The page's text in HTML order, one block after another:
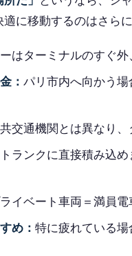
に移動するのはさら
はターミナルのすぐ
： パリ市内へ向かう
交通機関とは異なり
ランクに直接積み込
イベート車両＝満員
め： 特に疲れている